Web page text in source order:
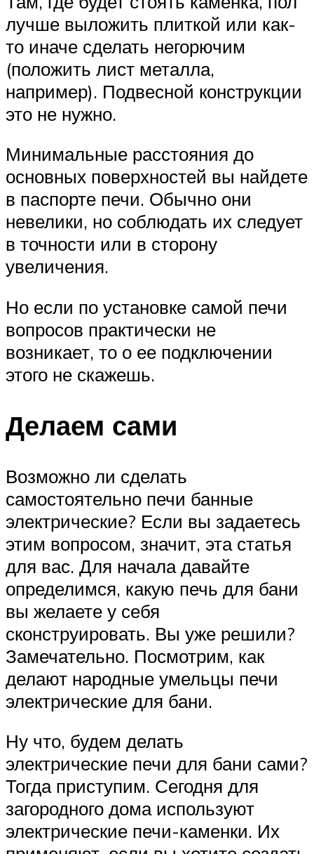
лучше выложить плиткой или как-
то иначе сделать негорючим
(положить лист металла,
например). Подвесной конструкции
это не нужно.
Минимальные расстояния до
основных поверхностей вы найдете
в паспорте печи. Обычно они
невелики, но соблюдать их следует
в точности или в сторону
увеличения.
Но если по установке самой печи
вопросов практически не
возникает, то о ее подключении
этого не скажешь.
Делаем сами
Возможно ли сделать
самостоятельно печи банные
электрические? Если вы задаетесь
этим вопросом, значит, эта статья
для вас. Для начала давайте
определимся, какую печь для бани
вы желаете у себя
сконструировать. Вы уже решили?
Замечательно. Посмотрим, как
делают народные умельцы печи
электрические для бани.
Ну что, будем делать
электрические печи для бани сами?
Тогда приступим. Сегодня для
загородного дома используют
электрические печи-каменки. Их